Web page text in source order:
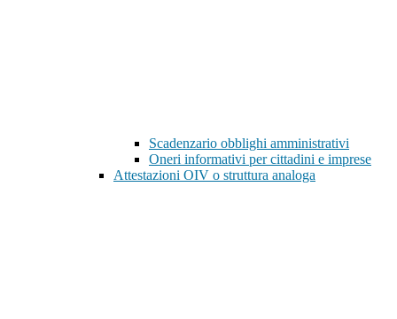
Scadenzario obblighi amministrativi
Oneri informativi per cittadini e imprese
Attestazioni OIV o struttura analoga